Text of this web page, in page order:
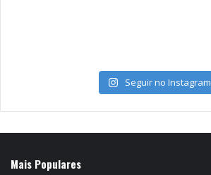
Seguir no Instagram
Mais Populares